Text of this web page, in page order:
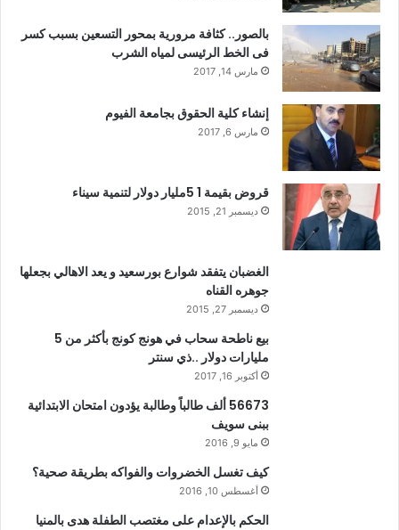
بالصور.. كثافة مرورية بمحور التسعين بسبب كسر
فى الخط الرئيسى لمياه الشرب
مارس 14, 2017
إنشاء كلية الحقوق بجامعة الفيوم
مارس 6, 2017
قروض بقيمة 1 5مليار دولار لتنمية سيناء
ديسمبر 21, 2015
الغضبان يتفقد شوارع بورسعيد و يعد الاهالي بجعلها
جوهره القناه
ديسمبر 27, 2015
بيع ناطحة سحاب في هونج كونج بأكثر من 5
مليارات دولار ..ذي سنتر
أكتوبر 16, 2017
56673 ألف طالباً وطالبة يؤدون امتحان الابتدائية
ببنى سويف
مايو 9, 2016
كيف تغسل الخضروات والفواكه بطريقة صحية؟
أغسطس 10, 2016
الحكم بالإعدام على مغتصب الطفلة هدى بالمنيا